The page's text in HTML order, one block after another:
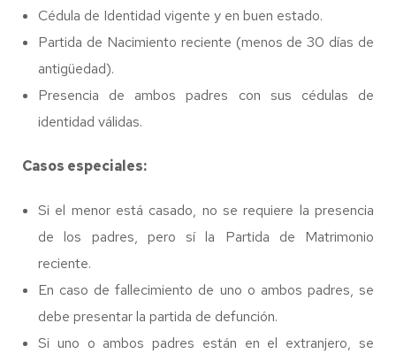
Cédula de Identidad vigente y en buen estado.
Partida de Nacimiento reciente (menos de 30 días de
antigüedad).
Presencia de ambos padres con sus cédulas de
identidad válidas.
Casos especiales:
Si el menor está casado, no se requiere la presencia
de los padres, pero sí la Partida de Matrimonio
reciente.
En caso de fallecimiento de uno o ambos padres, se
debe presentar la partida de defunción.
Si uno o ambos padres están en el extranjero, se